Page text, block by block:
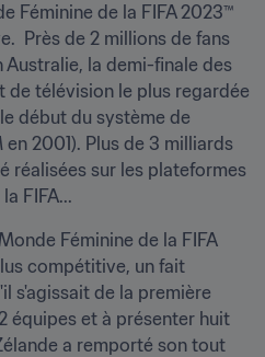
Féminine de la FIFA 2023™
Près de 2 millions de fans
de télévision le plus regardée
début du système de
2001). Plus de 3 milliards
réalisées sur les plateformes
FIFA...
Féminine de la FIFA
compétitive, un fait
s'agissait de la première
équipes et à présenter huit
a remporté son tout